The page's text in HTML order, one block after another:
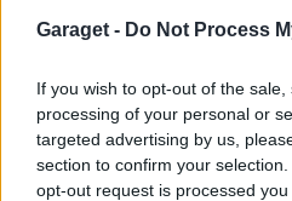
Garaget - Do Not Process
If you wish to opt-out of the
processing of your personal or
targeted advertising by us,
section to confirm your
opt-out request is processed
Senaste inlägget avKenthIJ2
244 motorbyte till
Senaste inlägget av
(Avancerad)